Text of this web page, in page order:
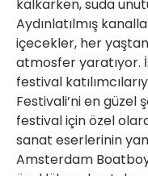
kalkarken, suda
Aydınlatılmış
içecekler, her
atmosfer yaratıyor.
festival
Festivali’ni en güzel
festival için özel
sanat eserlerinin
Amsterdam